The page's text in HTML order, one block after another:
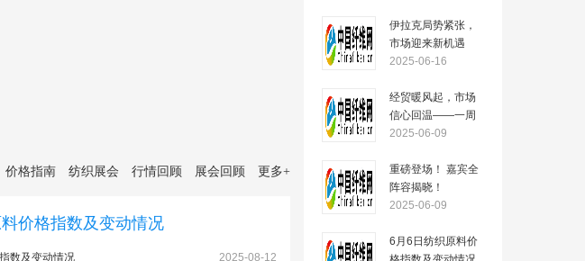
价格指南 纺织展会 行情回顾 展会回顾 更多+
价格指数及变动情况
2025-08-12
数及变动情况
伊拉克局势紧张，
市场迎来新机遇
——一周市场行情
2025-06-16
经贸暖风起，市场
信心回温——一周
市场行情
2025-06-09
重磅登场！ 嘉宾全
阵容揭晓！
2025-06-09
6月6日纺织原料价